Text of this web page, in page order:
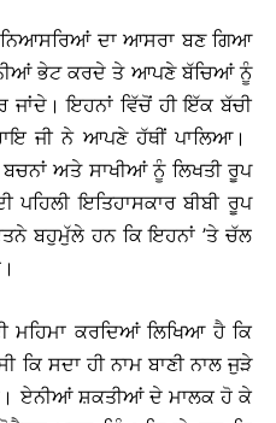
ਨਿਆਸਰਿਆਂ ਦਾ ਆਸਰਾ ਬਣ ਗਿਆ
ਭੇਟ ਕਰਦੇ ਤੇ ਆਪਣੇ ਬੱਚਿਆਂ ਨੂੰ
ਇਹਨਾਂ ਵਿੱਚੋਂ ਹੀ ਇੱਕ ਬੱਚੀ
ਜੀ ਨੇ ਆਪਣੇ ਹੱਥੀਂ ਪਾਲਿਆ।
ਅਤੇ ਸਾਖੀਆਂ ਨੂੰ ਲਿਖਤੀ ਰੂਪ
ਇਤਿਹਾਸਕਾਰ ਬੀਬੀ ਰੂਪ
ਬਹੁਮੁੱਲੇ ਹਨ ਕਿ ਇਹਨਾਂ ’ਤੇ ਚੱਲ
ਕਰਦਿਆਂ ਲਿਖਿਆ ਹੈ ਕਿ
ਸਦਾ ਹੀ ਨਾਮ ਬਾਣੀ ਨਾਲ ਜੁੜੇ
ਏਨੀਆਂ ਸ਼ਕਤੀਆਂ ਦੇ ਮਾਲਕ ਹੋ ਕੇ